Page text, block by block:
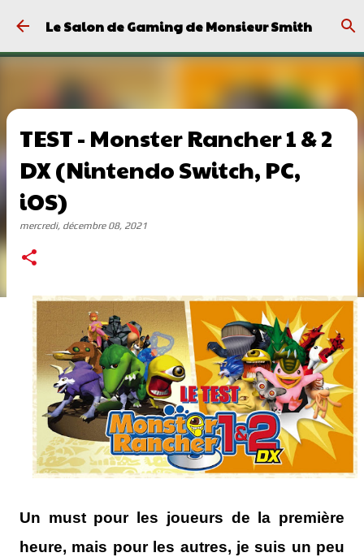
Passer au contenu principal
Le Salon de Gaming de Monsieur Smith
TEST - Monster Rancher 1 & 2
DX (Nintendo Switch, PC,
iOS)
mercredi, décembre 08, 2021
Un must pour les joueurs de la première
heure, mais pour les autres, je suis un peu